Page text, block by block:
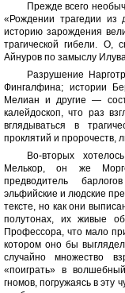
Прежде всего
«Рождении трагедии
историю зарождения
трагической гибели. О,
Айнуров по замыслу
Разрушение
Фингалфина; истории
Мелиан и другие —
калейдоскоп, что раз
вглядываться в
проклятий и пророчеств,
Во-вторых
Мелькор, он же
предводитель
эльфийские и людские
тексте, но как они
полутонах, их живые
Профессора, что мало
котором оно бы
случайно множество
«поиграть» в
гномов, погружаясь в